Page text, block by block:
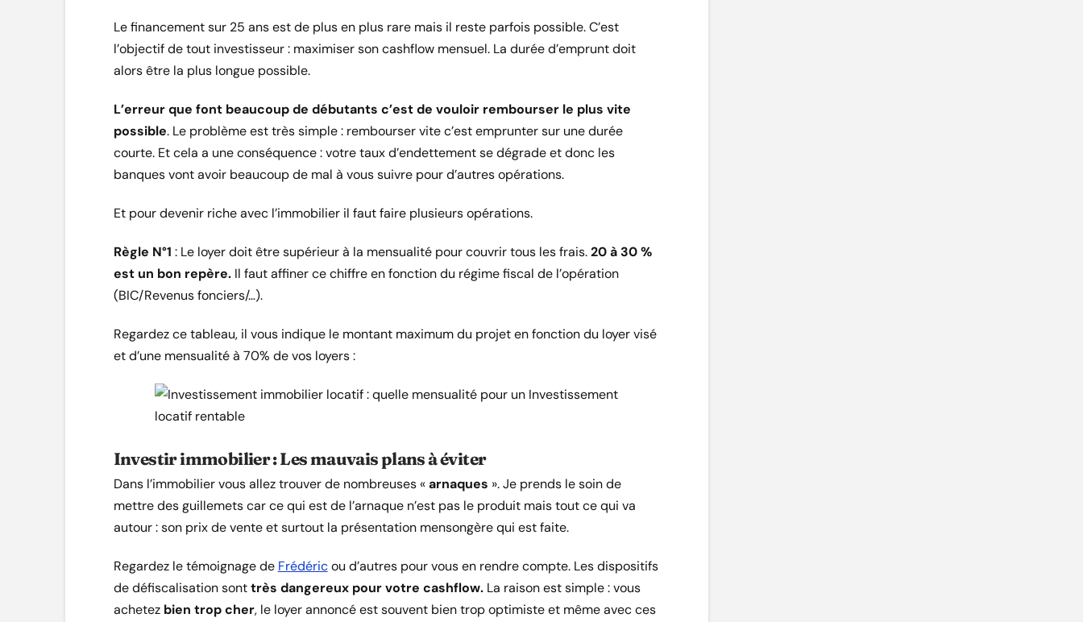
Le financement sur 25 ans est de plus en plus rare mais il reste parfois possible. C’est
l’objectif de tout investisseur : maximiser son cashflow mensuel. La durée d’emprunt doit
alors être la plus longue possible.
L’erreur que font beaucoup de débutants c’est de vouloir rembourser le plus vite
possible. Le problème est très simple : rembourser vite c’est emprunter sur une durée
courte. Et cela a une conséquence : votre taux d’endettement se dégrade et donc les
banques vont avoir beaucoup de mal à vous suivre pour d’autres opérations.
Et pour devenir riche avec l’immobilier il faut faire plusieurs opérations.
Règle N°1 : Le loyer doit être supérieur à la mensualité pour couvrir tous les frais.20 à 30 %
est un bon repère. Il faut affiner ce chiffre en fonction du régime fiscal de l’opération
(BIC/Revenus fonciers/…).
Regardez ce tableau, il vous indique le montant maximum du projet en fonction du loyer visé
et d’une mensualité à 70% de vos loyers :
Investir immobilier : Les mauvais plans à éviter
Dans l’immobilier vous allez trouver de nombreuses «arnaques ». Je prends le soin de
mettre des guillemets car ce qui est de l’arnaque n’est pas le produit mais tout ce qui va
autour : son prix de vente et surtout la présentation mensongère qui est faite.
Regardez le témoignage de Frédéricou d’autres pour vous en rendre compte. Les dispositifs
de défiscalisation sonttrès dangereux pour votre cashflow.La raison est simple : vous
achetez bien trop cher, le loyer annoncé est souvent bien trop optimiste et même avec ces